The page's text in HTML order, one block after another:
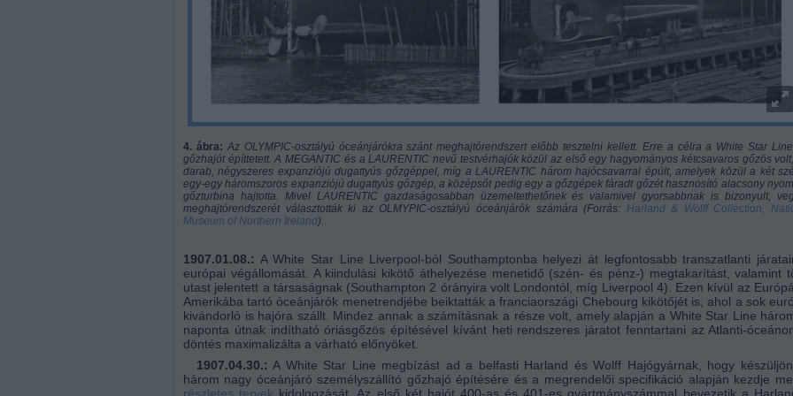
4. ábra: Az OLYMPIC-osztályú óceánjárókra szánt meghajtórendszert előbb tesztelni kellett. Erre a célra a White Star
gőzhajót építtetett. A MEGANTIC és a LAURENTIC nevű testvérhajók közül az első egy hagyományos kétcsavaros gőzös
darab, négyszeres expanziójú dugattyús gőzgéppel, míg a LAURENTIC három hajócsavarral épült, amelyek közül a két
egy-egy háromszoros expanziójú dugattyús gőzgép, a középsőt pedig egy a gőzgépek fáradt gőzét hasznosító alacsony
gőzturbina hajtotta. Mivel LAURENTIC gazdaságosabban üzemeltethetőnek és valamivel gyorsabbnak is bizonyult,
meghajtórendszerét választották ki az OLMYPIC-osztályú óceánjárók számára (Forrás: Harland & Wolff Collection,
Museum of Northern Ireland).
1907.01.08.: A White Star Line Liverpool-ból Southamptonba helyezi át legfontosabb transzatlanti
európai végállomását. A kiindulási kikötő áthelyezése menetidő (szén- és pénz-) megtakarítást, valamint
utast jelentett a társaságnak (Southampton 2 órányira volt Londontól, míg Liverpool 4). Ezen kívül az
Amerikába tartó óceánjárók menetrendjébe beiktatták a franciaországi Chebourg kikötőjét is, ahol a sok
kivándorló is hajóra szállt. Mindez annak a számításnak a része volt, amely alapján a White Star Line
naponta útnak indítható óriásgőzös építésével kívánt heti rendszeres járatot fenntartani az Atlanti-
döntés maximalizálta a várható előnyöket.
1907.04.30.: A White Star Line megbízást ad a belfasti Harland és Wolff Hajógyárnak, hogy
három nagy óceánjáró személyszállító gőzhajó építésére és a megrendelői specifikáció alapján kezdje